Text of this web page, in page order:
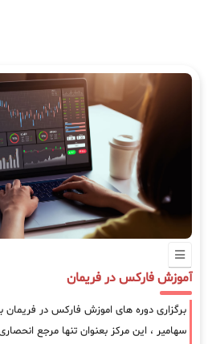
آموزش فارکس در فریمان
برگزاری دوره های اموزش فارکس در
سهامیر ، این مرکز بعنوان تنها مرجع